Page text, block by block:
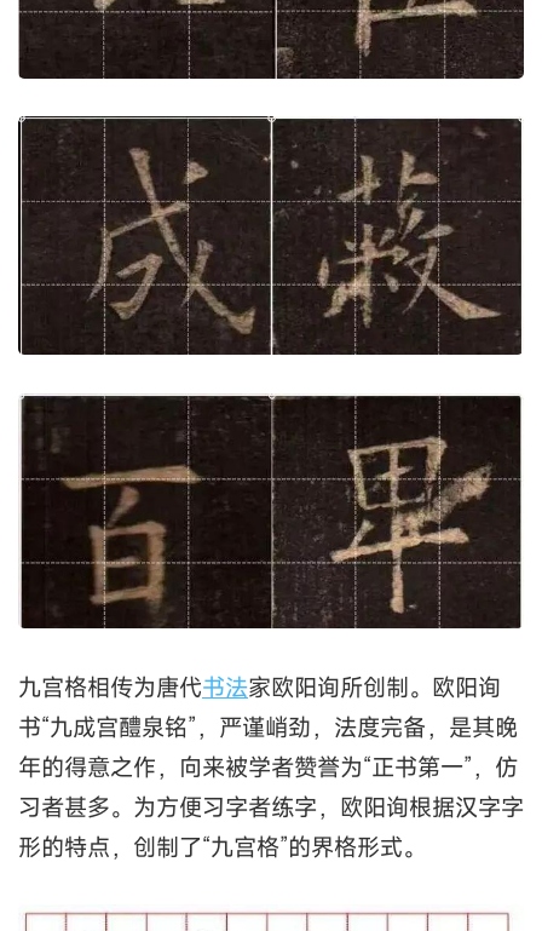
九宫格相传为唐代书法家欧阳询所创制。欧阳询
书“九成宫醴泉铭”，严谨峭劲，法度完备，是其晚
年的得意之作，向来被学者赞誉为“正书第一”，仿
习者甚多。为方便习字者练字，欧阳询根据汉字字
形的特点，创制了“九宫格”的界格形式。